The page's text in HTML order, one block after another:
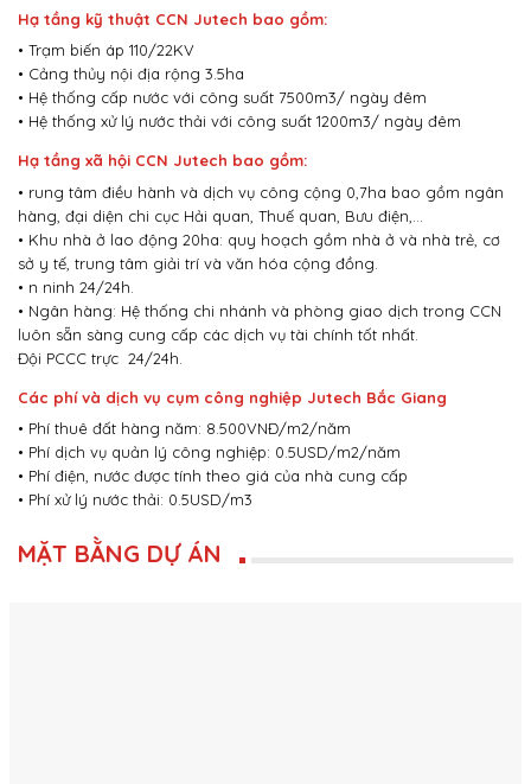
Hạ tầng kỹ thuật CCN Jutech bao gồm:
• Trạm biến áp 110/22KV
• Cảng thủy nội địa rộng 3.5ha
• Hệ thống cấp nước với công suất 7500m3/ ngày đêm
• Hệ thống xử lý nước thải với công suất 1200m3/ ngày đêm
Hạ tầng xã hội CCN Jutech bao gồm:
• rung tâm điều hành và dịch vụ công cộng 0,7ha bao gồm ngân
hàng, đại diện chi cục Hải quan, Thuế quan, Bưu điện,…
• Khu nhà ở lao động 20ha: quy hoạch gồm nhà ở và nhà trẻ, cơ
sở y tế, trung tâm giải trí và văn hóa cộng đồng.
• n ninh 24/24h.
• Ngân hàng: Hệ thống chi nhánh và phòng giao dịch trong CCN
luôn sẵn sàng cung cấp các dịch vụ tài chính tốt nhất.
Đội PCCC trực 24/24h.
Các phí và dịch vụ cụm công nghiệp Jutech Bắc Giang
• Phí thuê đất hàng năm: 8.500VNĐ/m2/năm
• Phí dịch vụ quản lý công nghiệp: 0.5USD/m2/năm
• Phí điện, nước được tính theo giá của nhà cung cấp
• Phí xử lý nước thải: 0.5USD/m3
MẶT BẰNG DỰ ÁN